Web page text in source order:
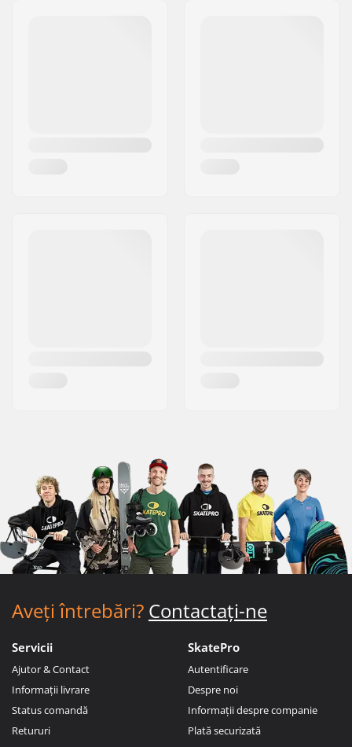
Aveți întrebări? Contactați-ne
Servicii
Ajutor & Contact
Informații livrare
Status comandă
Retururi
SkatePro
Autentificare
Despre noi
Informații despre companie
Plată securizată